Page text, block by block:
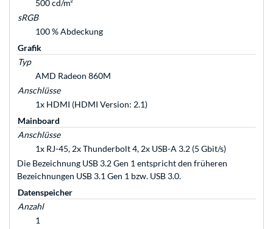
500 cd/m²
sRGB
100 % Abdeckung
Grafik
Typ
AMD Radeon 860M
Anschlüsse
1x HDMI (HDMI Version: 2.1)
Mainboard
Anschlüsse
1x RJ-45, 2x Thunderbolt 4, 2x USB-A 3.2 (5 Gbit/s)
Die Bezeichnung USB 3.2 Gen 1 entspricht den früheren
Bezeichnungen USB 3.1 Gen 1 bzw. USB 3.0.
Datenspeicher
Anzahl
1